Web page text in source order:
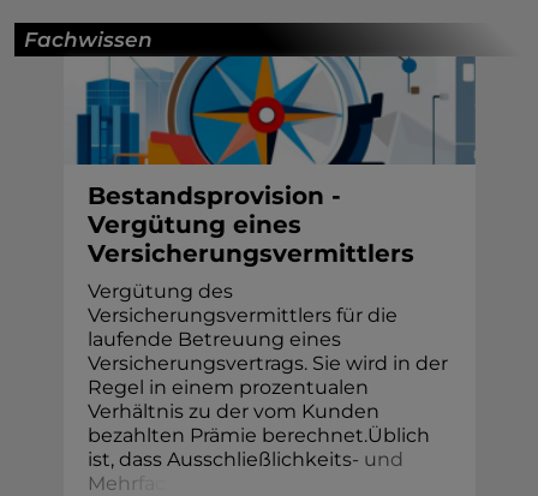
Fachwissen
Bestandsprovision -
Vergütung eines
Versicherungsvermittlers
Vergütung des
Versicherungsvermittlers für die
laufende Betreuung eines
Versicherungsvertrags. Sie wird in der
Regel in einem prozentualen
Verhältnis zu der vom Kunden
bezahlten Prämie berechnet.Üblich
ist, dass Ausschließlichkeits- und
Meh rfa